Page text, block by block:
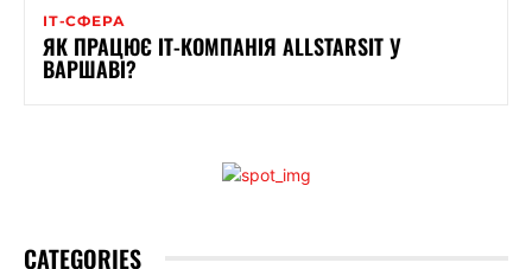
ІТ-СФЕРА
ЯК ПРАЦЮЄ ІТ-КОМПАНІЯ ALLSTARSIT У
ВАРШАВІ?
CATEGORIES